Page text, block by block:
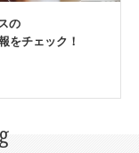
の
をチェック！